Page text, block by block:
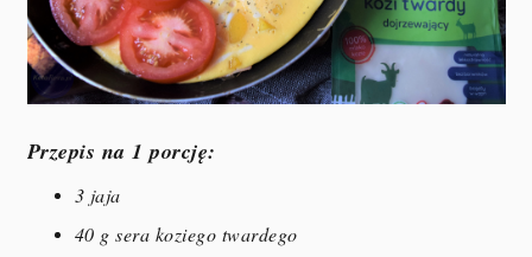
Przepis na 1 porcję:
3 jaja
40 g sera koziego twardego